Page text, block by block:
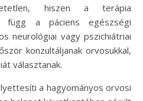
hiszen a terápia
függ a páciens egészségi
neurológiai vagy pszichiátriai
konzultáljanak orvosukkal,
választanak.
a hagyományos orvosi